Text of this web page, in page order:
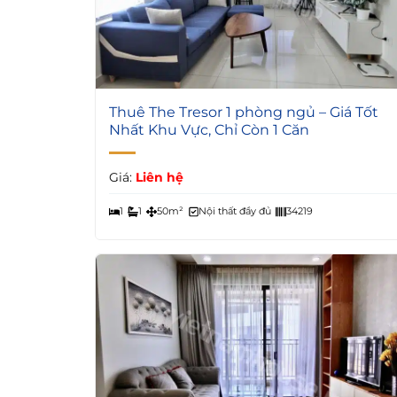
6
Thuê The Tresor 1 phòng ngủ – Giá Tốt
Nhất Khu Vực, Chỉ Còn 1 Căn
Giá: Liên hệ
1 1 50m² Nội thất đầy đủ 34219